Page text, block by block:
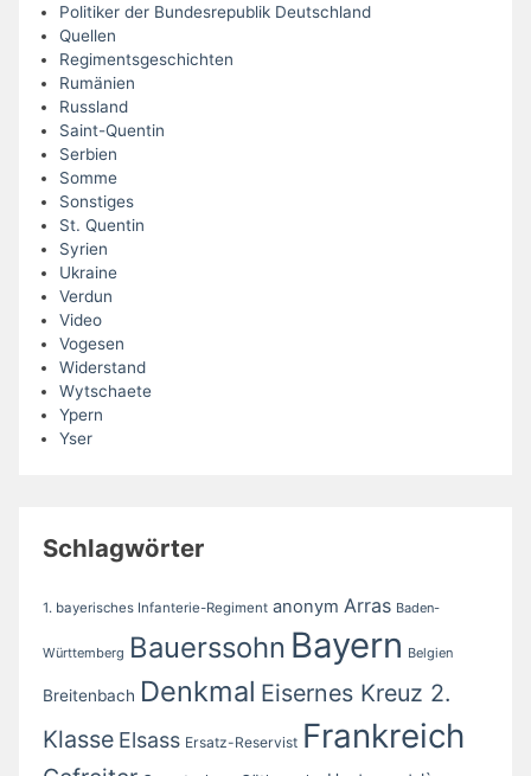
Politiker der Bundesrepublik Deutschland
Quellen
Regimentsgeschichten
Rumänien
Russland
Saint-Quentin
Serbien
Somme
Sonstiges
St. Quentin
Syrien
Ukraine
Verdun
Video
Vogesen
Widerstand
Wytschaete
Ypern
Yser
Schlagwörter
1. bayerisches Infanterie-Regiment anonym Arras Baden-
Württemberg Bauerssohn Bayern Belgien
Breitenbach Denkmal Eisernes Kreuz 2.
Klasse Elsass Ersatz-Reservist Frankreich